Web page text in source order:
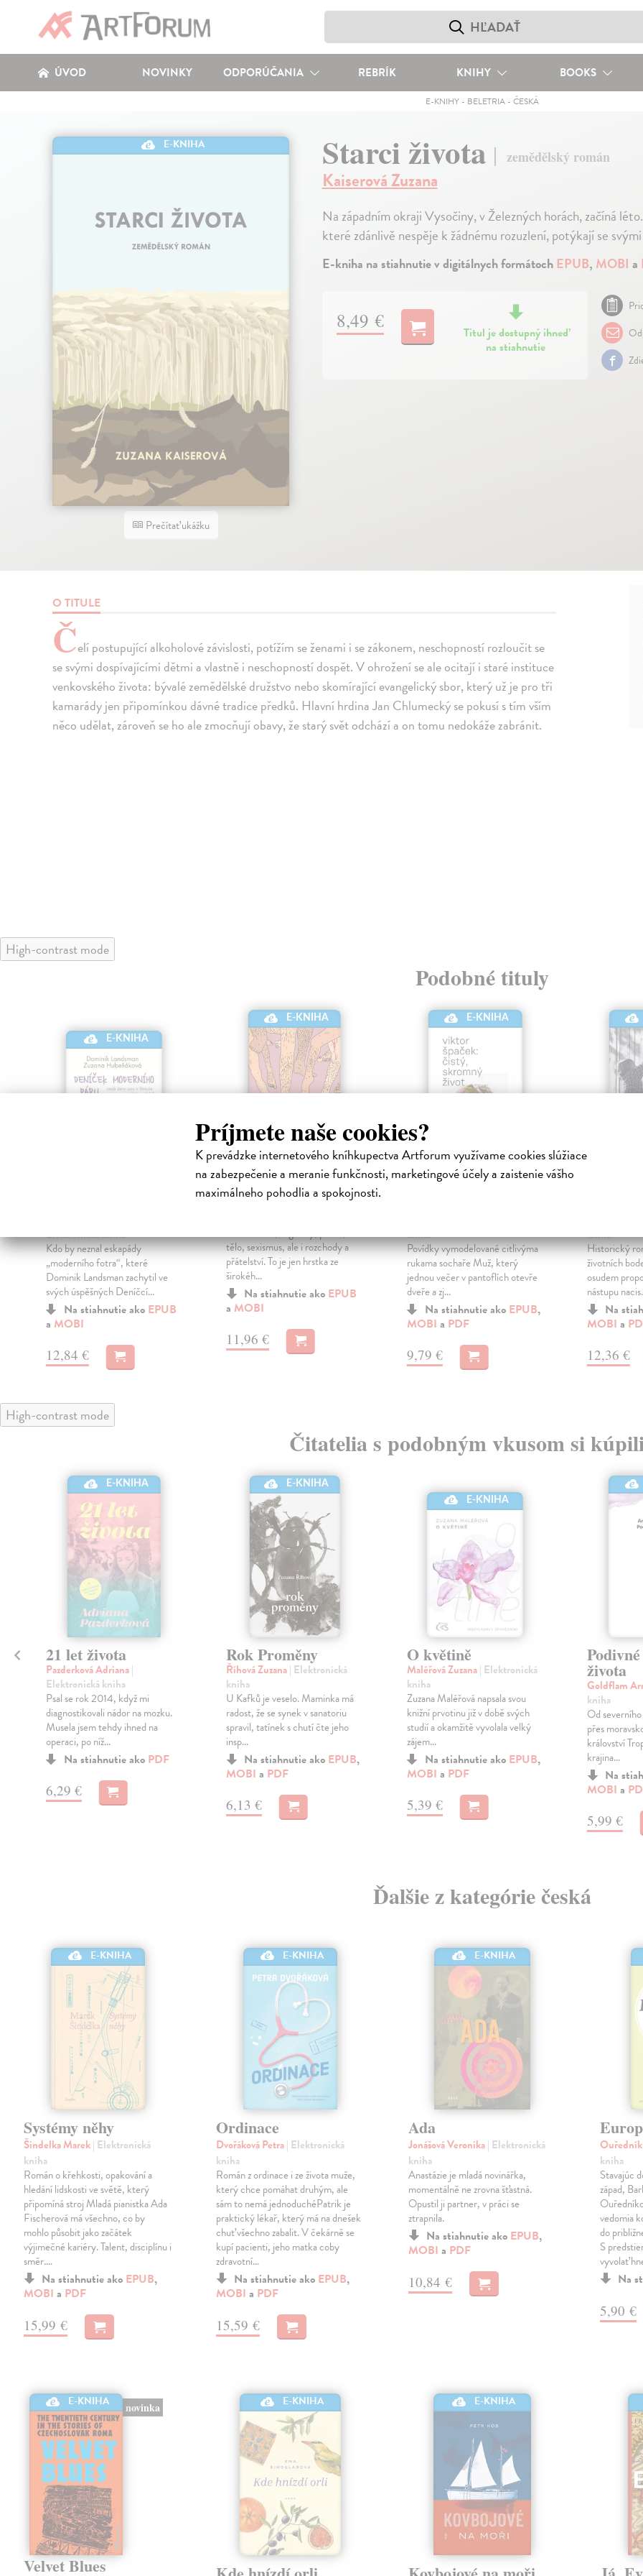
Príjmete naše cookies?
K prevádzke internetového kníhkupectva Artforum využívame cookies slúžiace
na zabezpečenie a meranie funkčnosti, marketingové účely a zaistenie vášho
maximálneho pohodlia a spokojnosti.
ÚVOD NOVINKY ODPORÚČANIA REBRÍK KNIHY BOOKS
E-KNIHY- BELETRIA- ČESKÁ
E-KNIHA
Prečítať ukážku
Starci života zemědělský román
Kaiserová Zuzana
Na západním okraji Vysočiny, v Železných horách, začíná
které zdánlivě nespěje k žádnému rozuzlení, potýkají se
E-kniha na stiahnutie v digitálnych formátochEPUB, MOBI a
8,49 €
Titul je dostupný ihneď
na stiahnutie
O TITULE
Čelí postupující alkoholové závislosti, potížím se ženami i se zákonem, neschopností rozloučit se
se svými dospívajícími dětmi a vlastně i neschopností dospět. V ohrožení se ale ocitají i staré instituce
venkovského života: bývalé zemědělské družstvo nebo skomírající evangelický sbor, který už je pro tři
kamarády jen připomínkou dávné tradice předků. Hlavní hrdina Jan Chlumecký se pokusí s tím vším
něco udělat, zároveň se ho ale zmocňují obavy, že starý svět odchází a on tomu nedokáže zabránit.
High-contrast mode
Podobné tituly
E-KNIHA
Elektronická kniha
Kdo by neznal eskapády
„moderního fotra“, které
Dominik Landsman zachytil ve
svých úspěšných Deníčcí...
Na stiahnutie ako EPUB
a MOBI
12,84 €
E-KNIHA
Vyhonit ďábla
Ferjančeková Terézia
tělo, sexismus, ale i rozchody a
přátelství. To je jen hrstka ze
širokéh...
Na stiahnutie ako EPUB
a MOBI
11,96 €
E-KNIHA
Čistý, skromný
kniha
Povídky vymodelované citlivýma
rukama sochaře Muž, který
jednou večer v pantoflích otevře
dveře a zj...
Na stiahnutie ako EPUB,
MOBI a PDF
9,79 €
Život
kniha
Historický
životních
osudem
nástupu
Na
MOBI a
12,36 €
High-contrast mode
Čitatelia s podobným vkusom si
E-KNIHA
21 let života
Pazderková Adriana|
Elektronická kniha
Psal se rok 2014, když mi
diagnostikovali nádor na mozku.
Musela jsem tehdy ihned na
operaci, po níž...
Na stiahnutie ako PDF
6,29 €
E-KNIHA
Rok Proměny
Říhová Zuzana| Elektronická
kniha
U Kafků je veselo. Maminka má
radost, že se synek v sanatoriu
spravil, tatínek s chutí čte jeho
insp...
Na stiahnutie ako EPUB,
MOBI a PDF
6,13 €
E-KNIHA
O květině
Maléřová Zuzana| Elektronická
kniha
Zuzana Maléřová napsala svou
knižní prvotinu již v době svých
studií a okamžitě vyvolala velký
zájem...
Na stiahnutie ako EPUB,
MOBI a PDF
5,39 €
života
Goldflam
kniha
Od
přes
království
krajina...
Na
MOBI a
5,99 €
Ďalšie z kategórie česká
E-KNIHA
Systémy něhy
Šindelka Marek| Elektronická
kniha
Román o křehkosti, opakování a
hledání lidskosti ve světě, který
připomíná stroj Mladá pianistka Ada
Fischerová má všechno, co by
mohlo působit jako začátek
výjimečné kariéry. Talent, disciplínu i
směr.…
Na stiahnutie ako EPUB,
MOBI a PDF
15,99 €
E-KNIHA
Ordinace
Dvořáková Petra| Elektronická
kniha
Román z ordinace i ze života muže,
který chce pomáhat druhým, ale
sám to nemá jednoduchéPatrik je
praktický lékař, který má na dnešek
chuť všechno zabalit. V čekárně se
kupí pacienti, jeho matka coby
zdravotní…
Na stiahnutie ako EPUB,
MOBI a PDF
15,59 €
E-KNIHA
Ada
Jonášová Veronika| Elektronická
kniha
Anastázie je mladá novinářka,
momentálně ne zrovna šťastná.
Opustil ji partner, v práci se
ztrapnila.
Na stiahnutie ako EPUB,
MOBI a PDF
10,84 €
kniha
Stavajúc
západ,
vedomia
do
S
vyvolať
Na
5,90 €
E-KNIHA novinka
Velvet Blues
E-KNIHA E-KNIHA